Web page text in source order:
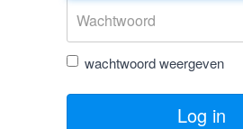
wachtwoord weergeven
Log in